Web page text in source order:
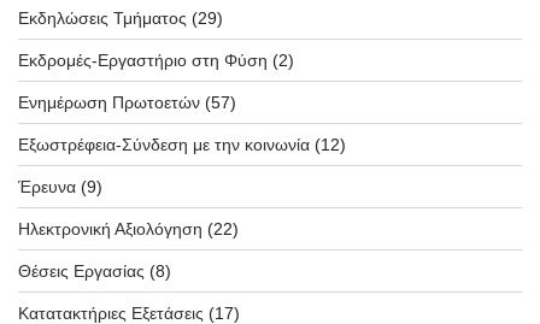
Εκδηλώσεις Τμήματος (29)
Εκδρομές-Εργαστήριο στη Φύση (2)
Ενημέρωση Πρωτοετών (57)
Εξωστρέφεια-Σύνδεση με την κοινωνία (12)
Έρευνα (9)
Ηλεκτρονική Αξιολόγηση (22)
Θέσεις Εργασίας (8)
Κατατακτήριες Εξετάσεις (17)